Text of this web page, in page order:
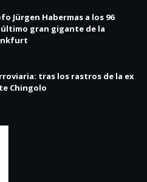
Jürgen Habermas a los 96
último gran gigante de la
tras los rastros de la ex
Chingolo